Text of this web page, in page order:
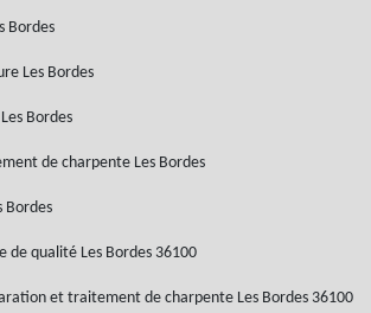
Bordes
Les Bordes
Bordes
de charpente Les Bordes
Bordes
de qualité Les Bordes 36100
et traitement de charpente Les Bordes 36100